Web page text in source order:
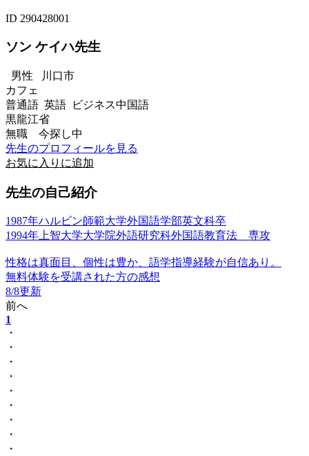
ID 290428001
ソン ケイハ先生
男性 川口市
カフェ
普通語 英語 ビジネス中国語
黒龍江省
無職 今探し中
先生のプロフィールを見る
お気に入りに追加
先生の自己紹介
1987年ハルビン師範大学外国語学部英文科卒
1994年上智大学大学院外語研究科外国語教育法 専攻
性格は真面目、個性は豊か、語学指導経験が自信あり。
無料体験を受講された方の感想
8/8更新
前へ
1
・
・
・
・
・
・
・
・
・